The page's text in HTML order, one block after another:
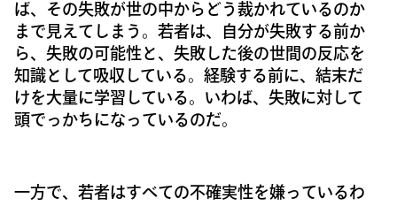
ば、その失敗が世の中からどう裁かれているのか
まで見えてしまう。若者は、自分が失敗する前か
ら、失敗の可能性と、失敗した後の世間の反応を
知識として吸収している。経験する前に、結末だ
けを大量に学習している。いわば、失敗に対して
頭でっかちになっているのだ。
一方で、若者はすべての不確実性を嫌っているわ